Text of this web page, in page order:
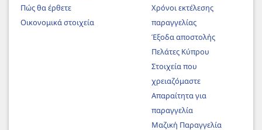
Πώς θα έρθετε
Οικονομικά στοιχεία
Χρόνοι εκτέλεσης
παραγγελίας
Έξοδα αποστολής
Πελάτες Κύπρου
Στοιχεία που
χρειαζόμαστε
Απαραίτητα για
παραγγελία
Μαζική Παραγγελία